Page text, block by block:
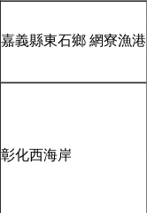
嘉義縣東石鄉 網寮漁港
彰化西海岸